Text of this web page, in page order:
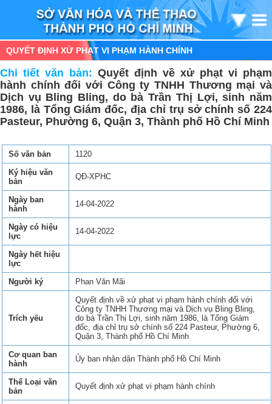
QUYẾT ĐỊNH XỬ PHẠT VI PHẠM HÀNH CHÍNH
Chi tiết văn bản: Quyết định về xử phạt vi phạm
hành chính đối với Công ty TNHH Thương mại và
Dịch vụ Bling Bling, do bà Trần Thị Lợi, sinh năm
1986, là Tổng Giám đốc, địa chỉ trụ sở chính số 224
Pasteur, Phường 6, Quận 3, Thành phố Hồ Chí Minh
Số văn bản
1120
Ký hiệu văn
bản
QĐ-XPHC
Ngày ban
hành
14-04-2022
Ngày có hiệu
lực
14-04-2022
Ngày hết hiệu
lực
Người ký
Phan Văn Mãi
Trích yếu
Quyết định về xử phạt vi phạm hành chính đối với
Công ty TNHH Thương mại và Dịch vụ Bling Bling,
do bà Trần Thị Lợi, sinh năm 1986, là Tổng Giám
đốc, địa chỉ trụ sở chính số 224 Pasteur, Phường 6,
Quận 3, Thành phố Hồ Chí Minh
Cơ quan ban
hành
Ủy ban nhân dân Thành phố Hồ Chí Minh
Thể Loại văn
bản
Quyết định xử phạt vi phạm hành chính